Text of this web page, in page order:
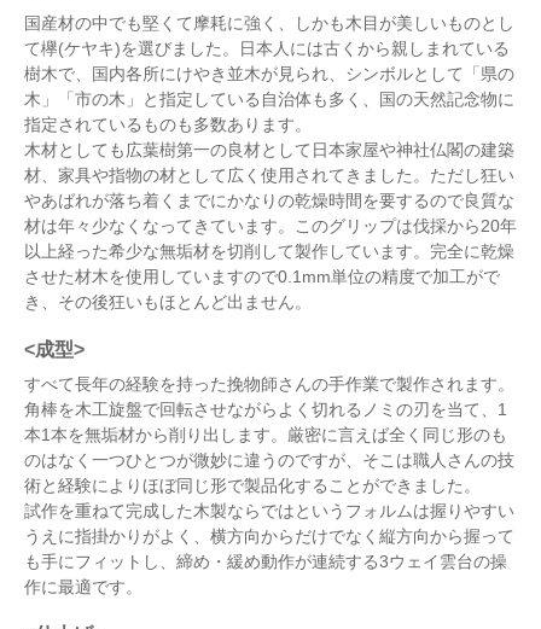
国産材の中でも堅くて摩耗に強く、しかも木目が美しいものとし
て欅(ケヤキ)を選びました。日本人には古くから親しまれている
樹木で、国内各所にけやき並木が見られ、シンボルとして「県の
木」「市の木」と指定している自治体も多く、国の天然記念物に
指定されているものも多数あります。
木材としても広葉樹第一の良材として日本家屋や神社仏閣の建築
材、家具や指物の材として広く使用されてきました。ただし狂い
やあばれが落ち着くまでにかなりの乾燥時間を要するので良質な
材は年々少なくなってきています。このグリップは伐採から20年
以上経った希少な無垢材を切削して製作しています。完全に乾燥
させた材木を使用していますので0.1mm単位の精度で加工がで
き、その後狂いもほとんど出ません。
<成型>
すべて長年の経験を持った挽物師さんの手作業で製作されます。
角棒を木工旋盤で回転させながらよく切れるノミの刃を当て、1
本1本を無垢材から削り出します。厳密に言えば全く同じ形のも
のはなく一つひとつが微妙に違うのですが、そこは職人さんの技
術と経験によりほぼ同じ形で製品化することができました。
試作を重ねて完成した木製ならではというフォルムは握りやすい
うえに指掛かりがよく、横方向からだけでなく縦方向から握って
も手にフィットし、締め・緩め動作が連続する3ウェイ雲台の操
作に最適です。